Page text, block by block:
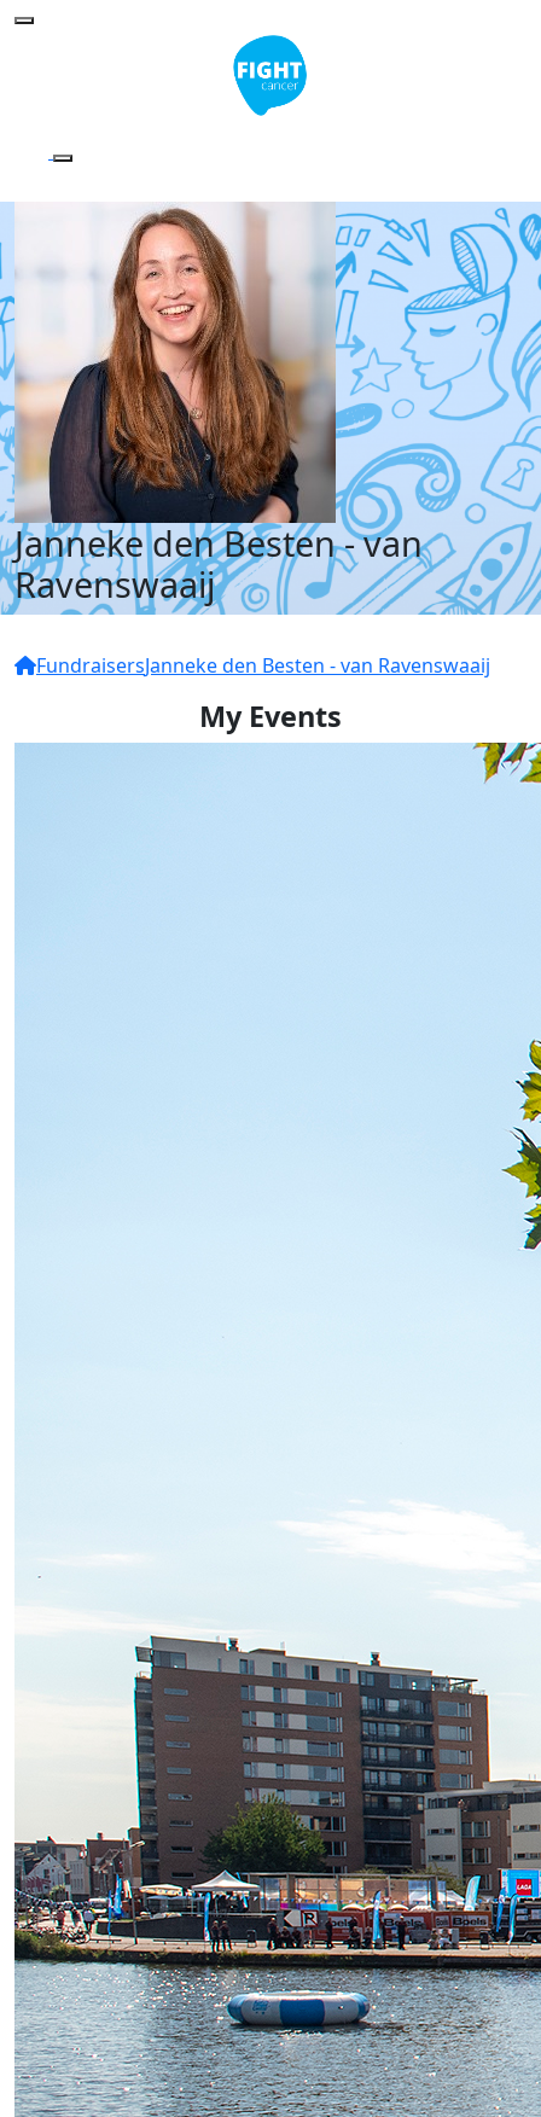
Janneke den Besten - van
Ravenswaaij
FundraisersJanneke den Besten - van Ravenswaaij
My Events